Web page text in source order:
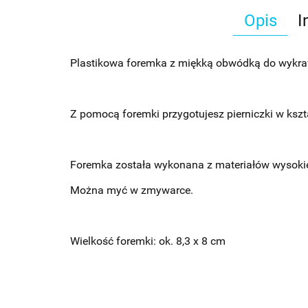
Opis
Plastikowa foremka z miękką obwódką do
Z pomocą foremki przygotujesz pierniczki w
Foremka została wykonana z materiałów
Można myć w zmywarce.
Wielkość foremki: ok. 8,3 x 8 cm